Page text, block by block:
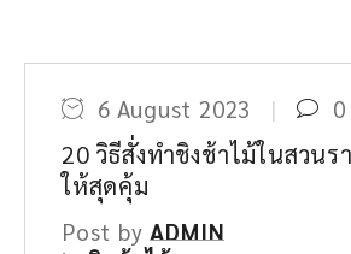
6 August 2023
20 วิธีสั่งทำชิงช้าไม้ในสวนร
ให้สุดคุ้ม
Post byADMIN